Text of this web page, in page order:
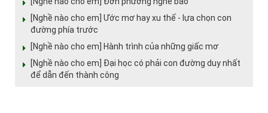
[Nghề nào cho em] Ước mơ hay xu thế - lựa chọn con
đường phía trước
[Nghề nào cho em] Hành trình của những giấc mơ
[Nghề nào cho em] Đại học có phải con đường duy nhất
để dẫn đến thành công